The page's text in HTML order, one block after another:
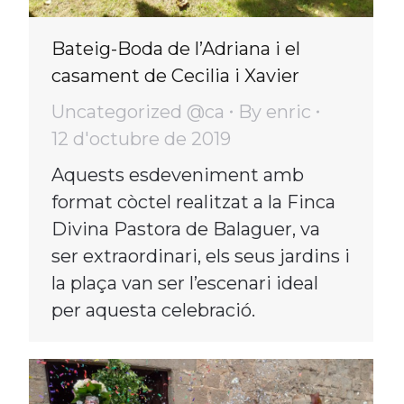
Bateig-Boda de l’Adriana i el
casament de Cecilia i Xavier
Uncategorized @ca
By enric
12 d'octubre de 2019
Aquests esdeveniment amb
format còctel realitzat a la Finca
Divina Pastora de Balaguer, va
ser extraordinari, els seus jardins i
la plaça van ser l’escenari ideal
per aquesta celebració.